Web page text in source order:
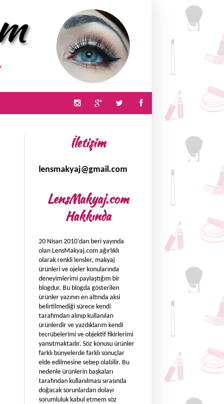
İletişim
lensmakyaj@gmail.com
LensMakyaj.com
Hakkında
20 Nisan 2010'dan beri yayında
olan LensMakyaj.com ağırlıklı
olarak renkli lensler, makyaj
ürünleri ve ojeler konularında
deneyimlerimi paylaştığım bir
blogdur. Bu blogda gösterilen
ürünler yazının en altında aksi
belirtilmediği sürece kendi
tarafımdan alınıp kullanılan
ürünlerdir ve yazdıklarım kendi
tecrübelerimi ve objektif fikirlerimi
yansıtmaktadır. Söz konusu ürünler
farklı bünyelerde farklı sonuçlar
elde edilmesine sebep olabilir. Bu
nedenle ürünlerin başkaları
tarafından kullanılması sırasında
doğacak sorunlardan dolayı
sorumluluk kabul etmem söz